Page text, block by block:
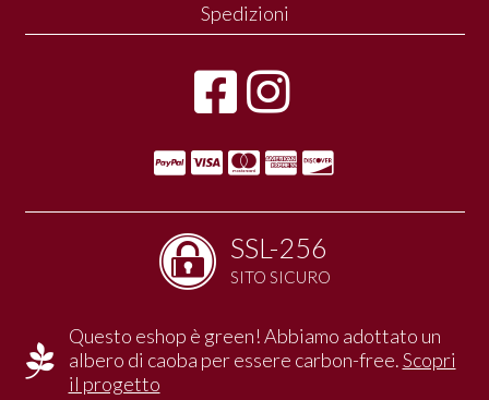
Spedizioni
SSL-256
SITO SICURO
Questo eshop è green! Abbiamo adottato un
albero di caoba per essere carbon-free.Scopri
il progetto